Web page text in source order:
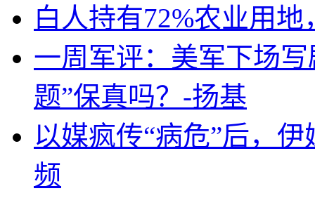
白人持有72%农业用
一周军评：美军下场
题”保真吗？-扬基
以媒疯传“病危”后，
频